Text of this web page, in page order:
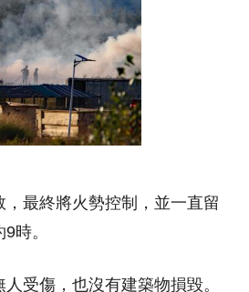
最終將火勢控制，並一直留
時。
受傷，也沒有建築物損毀。